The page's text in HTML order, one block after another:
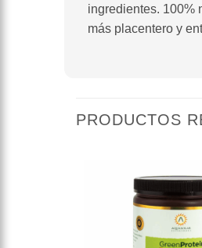
ingredientes. 100%
más placentero y
PRODUCTOS